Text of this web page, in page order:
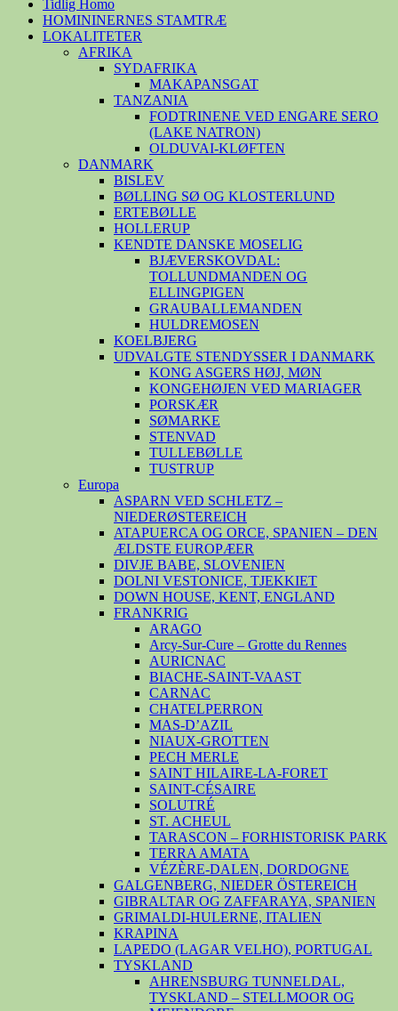
Tidlig Homo
HOMININERNES STAMTRÆ
LOKALITETER
AFRIKA
SYDAFRIKA
MAKAPANSGAT
TANZANIA
FODTRINENE VED ENGARE SERO
(LAKE NATRON)
OLDUVAI-KLØFTEN
DANMARK
BISLEV
BØLLING SØ OG KLOSTERLUND
ERTEBØLLE
HOLLERUP
KENDTE DANSKE MOSELIG
BJÆVERSKOVDAL:
TOLLUNDMANDEN OG
ELLINGPIGEN
GRAUBALLEMANDEN
HULDREMOSEN
KOELBJERG
UDVALGTE STENDYSSER I DANMARK
KONG ASGERS HØJ, MØN
KONGEHØJEN VED MARIAGER
PORSKÆR
SØMARKE
STENVAD
TULLEBØLLE
TUSTRUP
Europa
ASPARN VED SCHLETZ –
NIEDERØSTEREICH
ATAPUERCA OG ORCE, SPANIEN – DEN
ÆLDSTE EUROPÆER
DIVJE BABE, SLOVENIEN
DOLNI VESTONICE, TJEKKIET
DOWN HOUSE, KENT, ENGLAND
FRANKRIG
ARAGO
Arcy-Sur-Cure – Grotte du Rennes
AURICNAC
BIACHE-SAINT-VAAST
CARNAC
CHATELPERRON
MAS-D’AZIL
NIAUX-GROTTEN
PECH MERLE
SAINT HILAIRE-LA-FORET
SAINT-CÉSAIRE
SOLUTRÉ
ST. ACHEUL
TARASCON – FORHISTORISK PARK
TERRA AMATA
VÉZÈRE-DALEN, DORDOGNE
GALGENBERG, NIEDER ÖSTEREICH
GIBRALTAR OG ZAFFARAYA, SPANIEN
GRIMALDI-HULERNE, ITALIEN
KRAPINA
LAPEDO (LAGAR VELHO), PORTUGAL
TYSKLAND
AHRENSBURG TUNNELDAL,
TYSKLAND – STELLMOOR OG